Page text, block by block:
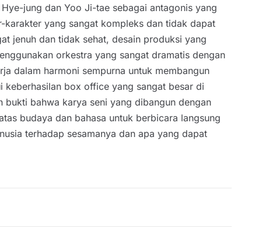
jung dan Yoo Ji-tae sebagai antagonis yang
karakter yang sangat kompleks dan tidak dapat
jenuh dan tidak sehat, desain produksi yang
orkestra yang sangat dramatis dengan
dalam harmoni sempurna untuk membangun
box office yang sangat besar di
bukti bahwa karya seni yang dibangun dengan
budaya dan bahasa untuk berbicara langsung
terhadap sesamanya dan apa yang dapat